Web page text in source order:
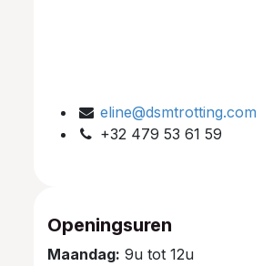
eline@dsmtrotting.com
+32 479 53 61 59
Openingsuren
Maandag: 9u tot 12u